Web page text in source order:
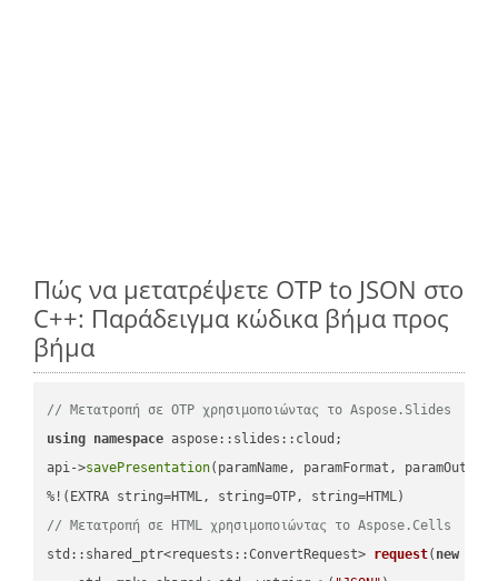
Πώς να μετατρέψετε OTP to JSON στο
C++: Παράδειγμα κώδικα βήμα προς
βήμα
// Μετατροπή σε OTP χρησιμοποιώντας το Aspose.Slides
using namespace aspose::slides::cloud;
api->savePresentation(paramName, paramFormat,
// Μετατροπή σε HTML χρησιμοποιώντας το Aspose.Cells
std::shared_ptr<requests::ConvertRequest> request( new